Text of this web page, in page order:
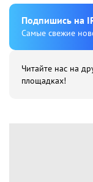
Подпишиcь на
Cамые свежие
Читайте нас на
площадках!